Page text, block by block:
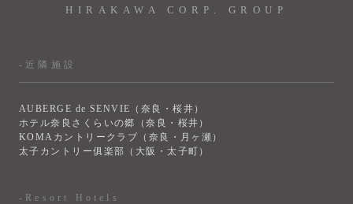
HIRAKAWA CORP. GROUP
-近隣施設
AUBERGE de SENVIE（奈良・桜井）
ホテル奈良さくらいの郷（奈良・桜井）
KOMAカントリークラブ（奈良・月ヶ瀬）
太子カントリー俱楽部（大阪・太子町）
-Resort Hotels